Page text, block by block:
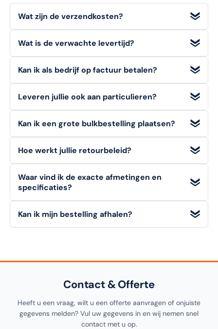
Wat zijn de verzendkosten?
orderwaardevanaf €100 (excl. BTW)
. Voor bestellingen
onder dit bedrag geldt een standaard verzendtarief van
€6,95.
Wat is de verwachte levertijd?
doorgaans de volgende werkdagal in huis.
Kan ik als bedrijf op factuur betalen?
achteraf op factuur betalen. Kies deze optie tijdens het
afrekenen.
Leveren jullie ook aan particulieren?
kunnen bij ons direct en eenvoudig bestellen.
Kan ik een grote bulkbestelling plaatsen?
staffelkortingen. Voor zeer grote afnames vraagt u
eenvoudig eenofferte op maataan via "Doe een bod".
Hoe werkt jullie retourbeleid?
dagen om een artikel (in originele staat) retour te melden.
Zakelijke klanten (B2B)
onze retourvoorwaarden voor alle details.
Waar vind ik de exacte afmetingen en
specificaties?
dit artikel vindt u in despecificatiesectie
hieronder op
deze pagina, alsook in de productomschrijving bovenaan.
Kan ik mijn bestelling afhalen?
Contact & Offerte
Heeft u een vraag, wilt u een offerte aanvragen of onjuiste
gegevens melden? Vul uw gegevens in en wij nemen snel
contact met u op.